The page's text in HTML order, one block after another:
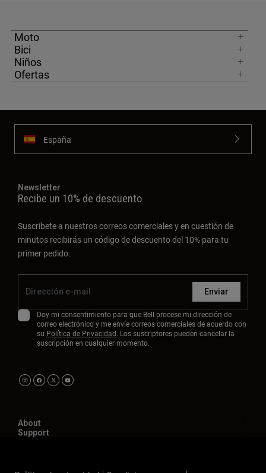
Moto
Bici
Niños
Ofertas
España
Newsletter
Recibe un 10% de descuento
Suscríbete a nuestros correos comerciales y en cuestión de
minutos recibirás un código de descuento del 10% para tu
primer pedido.
Enviar
Doy mi consentimiento para que Bell procese mi dirección de
correo electrónico y me envíe correos comerciales de acuerdo con
su Política de Privacidad. Los suscriptores pueden cancelar la
suscripción en cualquier momento.
About
Support